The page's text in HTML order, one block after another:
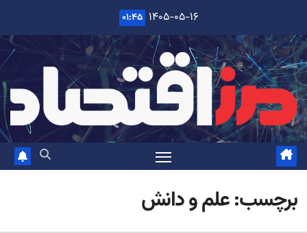
content
۱۴۰۵-۰۵-۱۶ ۰۱:۴۵
برچسب:علم و دانش